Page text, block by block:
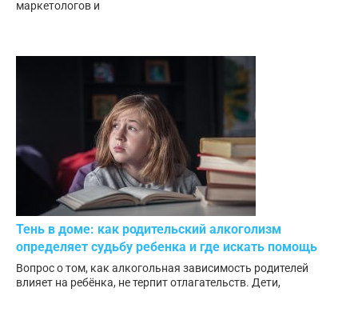
маркетологов и
Тень в доме: как родительский алкоголизм
определяет судьбу ребенка и где искать помощь
Вопрос о том, как алкогольная зависимость родителей
влияет на ребёнка, не терпит отлагательств. Дети,